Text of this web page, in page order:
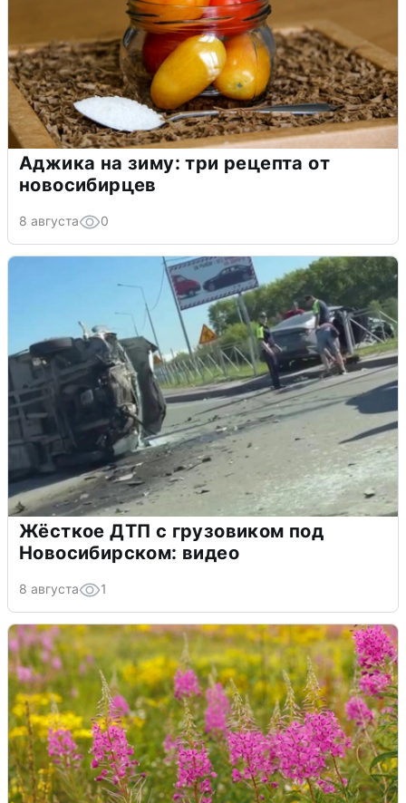
Аджика на зиму: три рецепта от
новосибирцев
8 августа 0
Жёсткое ДТП с грузовиком под
Новосибирском: видео
8 августа 1